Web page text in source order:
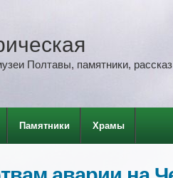
Полтавы, памятники,
Памятники Храмы